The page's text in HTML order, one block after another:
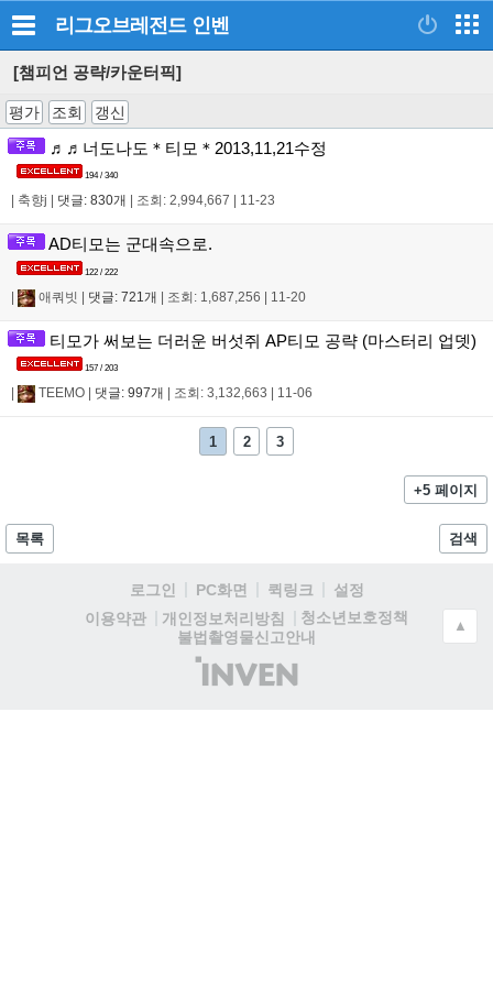
리그오브레전드 인벤
[챔피언 공략/카운터픽]
평가 조회 갱신
♬♬너도나도＊티모＊2013,11,21수정
194 / 340
축향j 댓글: 830개 조회: 2,994,667 11-23
AD티모는 군대속으로.
122 / 222
| 애쿼빗 | 댓글: 721개 | 조회: 1,687,256 | 11-20
티모가 써보는 더러운 버섯쥐 AP티모 공략 (마스터리 업뎃)
157 / 203
TEEMO 댓글: 997개 조회: 3,132,663 11-06
1 2 3
+5 페이지
목록 검색
로그인 PC화면 퀵링크
설정
이용약관
개인정보처리방침
청소년보호정책
불법촬영물신고안내
(주)
인
▲